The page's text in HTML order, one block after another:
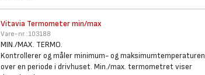
Vitavia Termometer min/max
Vare-nr.: 103188
MIN./MAX. TERMO.
Kontrollerer og måler minimum- og maksimumtemperaturen
over en periode i drivhuset. Min./max. termometret viser